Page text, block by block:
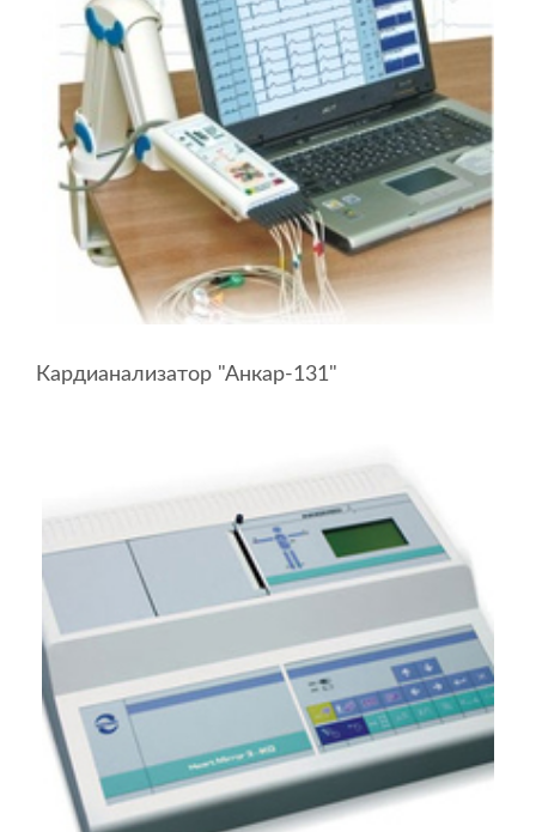
Кардианализатор "Анкар-131"